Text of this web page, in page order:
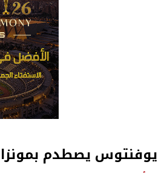
يوفنتوس يصطدم بمونزا